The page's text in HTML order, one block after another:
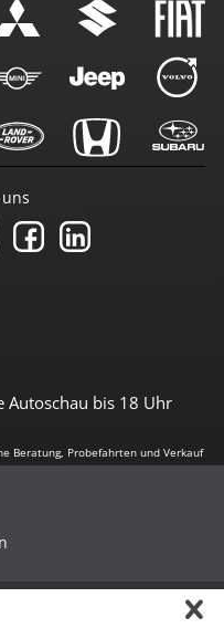
Autoschau bis 18 Uhr
Beratung, Probefahrten und Verkauf